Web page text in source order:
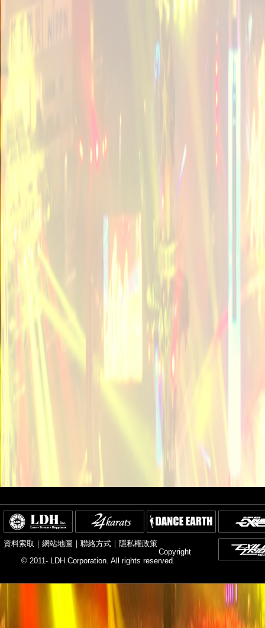
資料索取 ｜ 網站地圖 ｜ 聯絡方式 ｜ 隱私權政策
Copyright
© 2011- LDH Corporation. All rights reserved.